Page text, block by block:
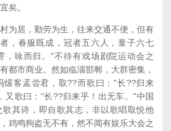
矣。
居，勤劳为生，往来交通不便，但有
，春服既成，冠者五六人，童子六七
，咏而归。"不待有戏场剧院运动会之
都市商业。然如临淄邯郸，大群密集，
煖客孟尝君，取??而歌曰："长??归来
又歌曰："长??归来乎！出无车。"中国
其诗，即自歌其志，非以歌唱取悦他
鸡鸣狗盗无不有，然不闻有娱乐大会之